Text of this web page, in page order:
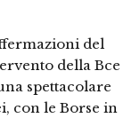
del
della Bce
spettacolare
con le Borse in